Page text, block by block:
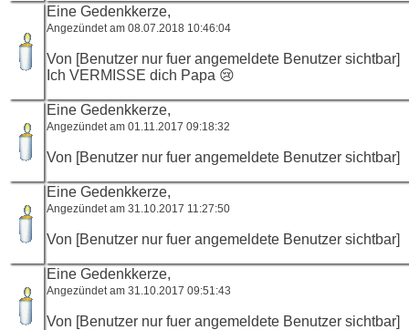
Eine Gedenkkerze,
Angezündet am 08.07.2018 10:46:04
Von [Benutzer nur fuer angemeldete Benutzer sichtbar]
Ich VERMISSE dich Papa 😢
Eine Gedenkkerze,
Angezündet am 01.11.2017 09:18:32
Von [Benutzer nur fuer angemeldete Benutzer sichtbar]
Eine Gedenkkerze,
Angezündet am 31.10.2017 11:27:50
Von [Benutzer nur fuer angemeldete Benutzer sichtbar]
Eine Gedenkkerze,
Angezündet am 31.10.2017 09:51:43
Von [Benutzer nur fuer angemeldete Benutzer sichtbar]